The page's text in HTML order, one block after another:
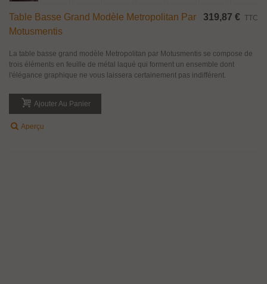
Table Basse Grand Modèle Metropolitan Par
Motusmentis
319,87 € TTC
La table basse grand modèle Metropolitan par Motusmentis se compose de
trois éléments en feuille de métal laqué qui forment un ensemble dont
l'élégance graphique ne vous laissera certainement pas indifférent.
Ajouter Au Panier
Aperçu